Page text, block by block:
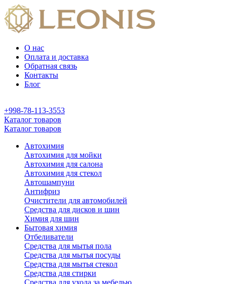
О нас
Оплата и доставка
Обратная связь
Контакты
Блог
+998-78-113-3553
Каталог товаров
Каталог товаров
Автохимия
Автохимия для мойки
Автохимия для салона
Автохимия для стекол
Автошампуни
Антифриз
Очистители для автомобилей
Средства для дисков и шин
Химия для шин
Бытовая химия
Отбеливатели
Средства для мытья пола
Средства для мытья посуды
Средства для мытья стекол
Средства для стирки
Средства для ухода за мебелью